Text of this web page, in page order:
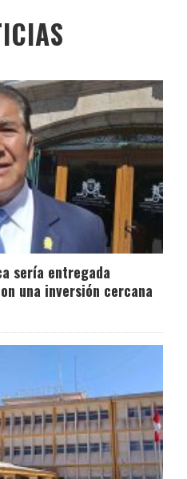
sería entregada
una inversión cercana